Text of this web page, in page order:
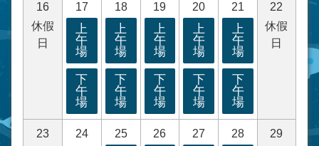
16
休假
日
17
上
午
場
下
午
場
18
上
午
場
下
午
場
19
上
午
場
下
午
場
20
上
午
場
下
午
場
21
上
午
場
下
午
場
22
休假
日
23
24
25 26 27 28
29